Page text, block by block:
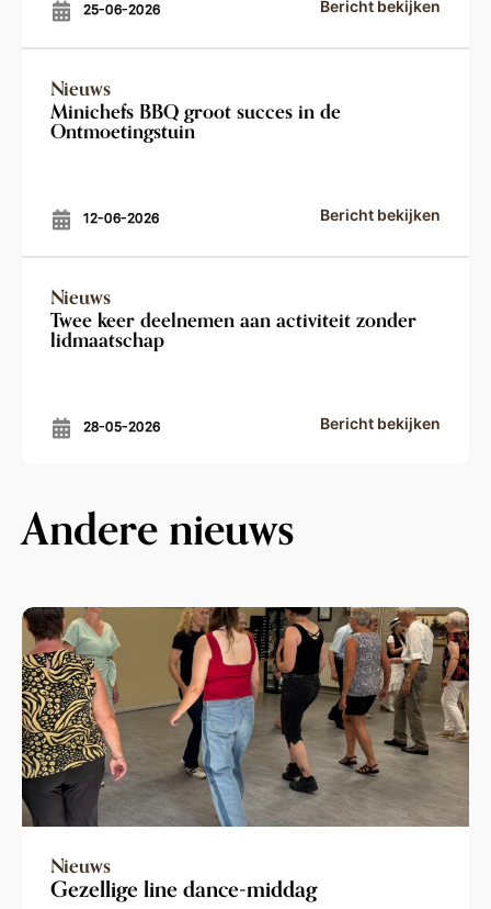
25-06-2026 Bericht bekijken
Nieuws
Minichefs BBQ groot succes in de
Ontmoetingstuin
12-06-2026 Bericht bekijken
Nieuws
Twee keer deelnemen aan activiteit zonder
lidmaatschap
28-05-2026 Bericht bekijken
Andere nieuws
Nieuws
Gezellige line dance-middag